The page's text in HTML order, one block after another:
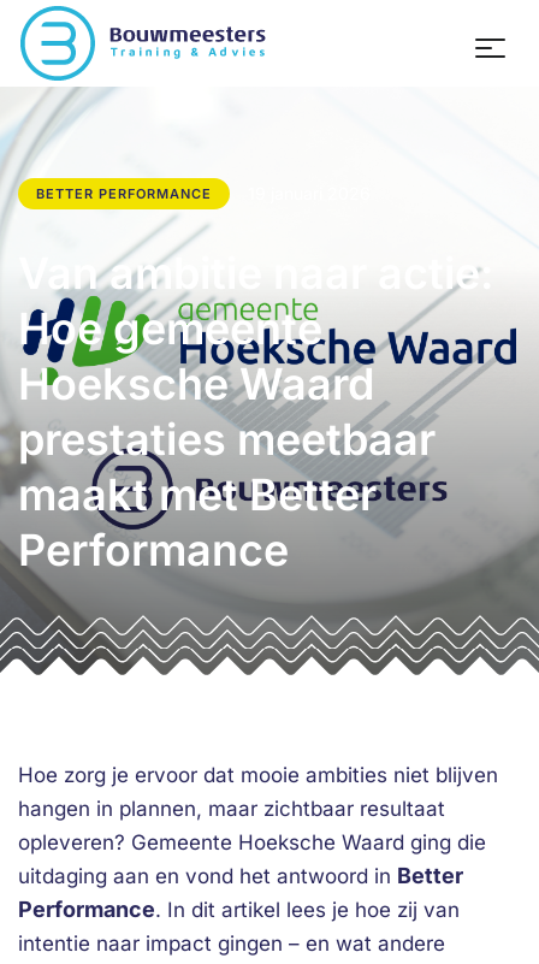
BETTER PERFORMANCE
Van ambitie naar actie:
Hoe gemeente
Hoeksche Waard
prestaties meetbaar
maakt met Better
Performance
Hoe zorg je ervoor dat mooie ambities niet blijven
hangen in plannen, maar zichtbaar resultaat
opleveren? Gemeente Hoeksche Waard ging die
uitdaging aan en vond het antwoord in Better
Performance. In dit artikel lees je hoe zij van
intentie naar impact gingen – en wat andere